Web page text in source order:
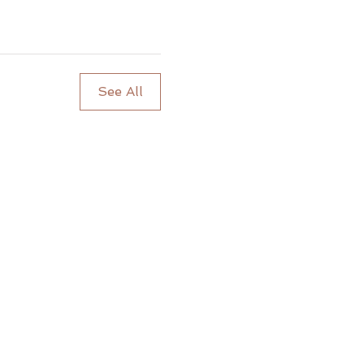
See All